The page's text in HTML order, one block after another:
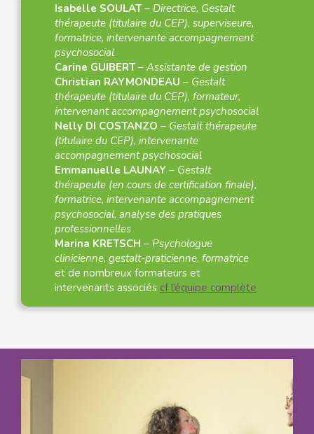
Isabelle SOULAT – Directrice, Gestalt
thérapeute (titulaire du CEP), superviseure,
formatrice, intervenante accompagnement
psychosocial
Carine GUIBERT – Assistante de gestion
Christian RAYMONDEAU – Gestalt
thérapeute (titulaire du CEP), formateur,
intervenant accompagnement psychosocial
Nelly DI COSTANZO – Gestalt thérapeute
(titulaire du CEP), intervenante
accompagnement psychosocial
Emmanuelle LAUNAY – Gestalt
thérapeute (en cours de certification finale),
formatrice, intervenante accompagnement
psychosocial, analyse des pratiques
professionnelles
Marina KRETSCH – Psychologue
clinicienne, gestalt-praticienne, formatrice
et de nombreux formateurs et
intervenants associés cf l’équipe complète